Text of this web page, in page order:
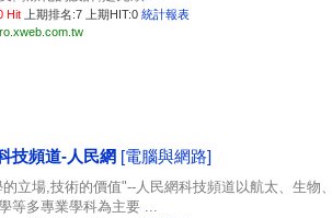
Hit 上期排名:7 上期HIT:0 統計報表
技頻道-人民網 [電腦與網路]
立場,技術的價值"--人民網科技頻道以航太、生物
等多專業學科為主要 ...